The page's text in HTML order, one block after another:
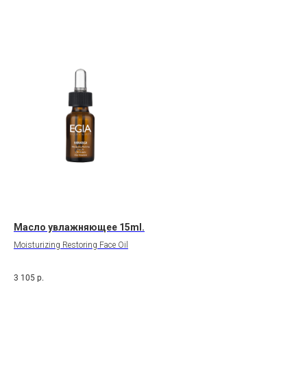
Масло увлажняющее 15ml.
Moisturizing Restoring Face Oil
3 105 р.